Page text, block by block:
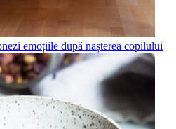
emoțiile după nașterea copilului